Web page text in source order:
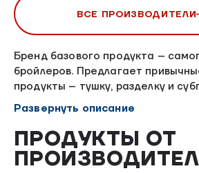
ВСЕ ПРОИЗВОДИТЕЛИ
Бренд базового продукта –
бройлеров. Предлагает
продукты – тушку, разделку и
Доставка охлажденной курицы
строго в день производства
первого дня!
Развернуть описание
ПРОДУКТЫ ОТ